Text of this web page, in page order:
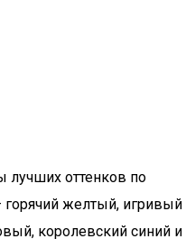
лучших оттенков по
горячий желтый, игривый
королевский синий и